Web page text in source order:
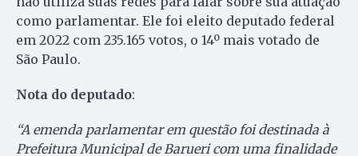
como parlamentar. Ele foi eleito deputado federal
em 2022 com 235.165 votos, o 14º mais votado de
São Paulo.
Nota do deputado:
“A emenda parlamentar em questão foi destinada à
Prefeitura Municipal de Barueri com uma finalidade